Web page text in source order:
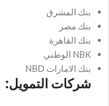
بنك المشرق
بنك مصر
بنك القاهرة
NBK الوطني
بنك الامارات NBD
شركات التمويل: